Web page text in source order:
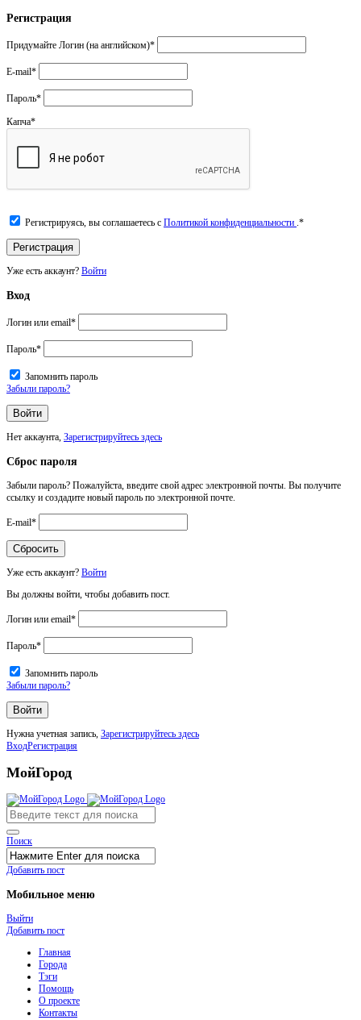
Регистрация
Придумайте Логин (на английском)*
E-mail*
Пароль*
Капча*
Регистрируясь, вы соглашаетесь с Политикой конфиденциальности .*
Уже есть аккаунт? Войти
Вход
Логин или email*
Пароль*
Запомнить пароль
Забыли пароль?
Нет аккаунта, Зарегистрируйтесь здесь
Сброс пароля
Забыли пароль? Пожалуйста, введите свой адрес электронной почты. Вы получите
ссылку и создадите новый пароль по электронной почте.
E-mail*
Уже есть аккаунт? Войти
Вы должны войти, чтобы добавить пост.
Логин или email*
Пароль*
Запомнить пароль
Забыли пароль?
Нужна учетная запись, Зарегистрируйтесь здесь
ВходРегистрация
МойГород
Поиск
Добавить пост
Мобильное меню
Выйти
Добавить пост
Главная
Города
Тэги
Помощь
О проекте
Контакты